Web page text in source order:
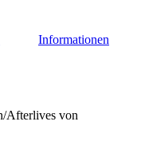
Informationen